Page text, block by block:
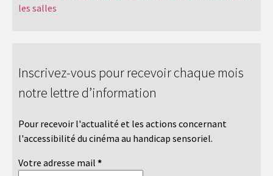
les salles
Inscrivez-vous pour recevoir chaque mois
notre lettre d’information
Pour recevoir l'actualité et les actions concernant
l'accessibilité du cinéma au handicap sensoriel.
Votre adresse mail *